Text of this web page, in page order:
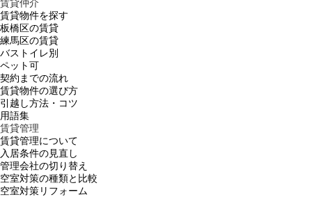
賃貸仲介
賃貸物件を探す
板橋区の賃貸
練馬区の賃貸
バストイレ別
ペット可
契約までの流れ
賃貸物件の選び方
引越し方法・コツ
用語集
賃貸管理
賃貸管理について
入居条件の見直し
管理会社の切り替え
空室対策の種類と比較
空室対策リフォーム